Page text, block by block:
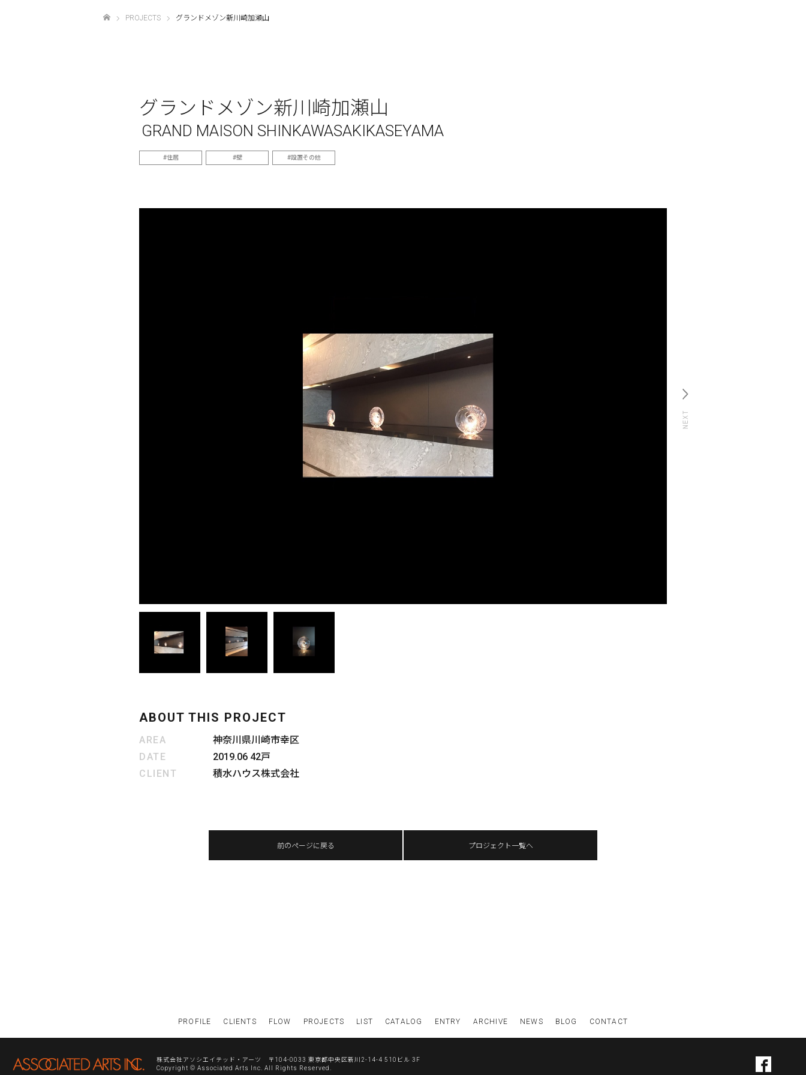
PROJECTS グランドメゾン新川崎加瀬山
グランドメゾン新川崎加瀬山
GRAND MAISON SHINKAWASAKIKASEYAMA
住居 壁 設置その他
ABOUT THIS PROJECT
AREA
神奈川県川崎市幸区
DATE
2019.06 42戸
CLIENT
積水ハウス株式会社
前のページに戻る プロジェクト一覧へ
PROFILE CLIENTS FLOW PROJECTS LIST CATALOG ENTRY ARCHIVE NEWS BLOG CONTACT
株式会社アソシエイテッド・アーツ
〒104-0033 東京都中央区新川2-14-4 510ビル 3F
Copyright © Associated Arts Inc. All Rights Reserved.